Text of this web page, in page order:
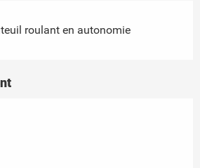
roulant en autonomie